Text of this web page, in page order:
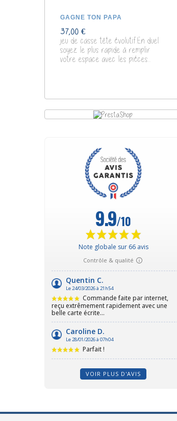
GAGNE TON PAPA
37,00 €
jeu de casse tête évolutif.En duel
soyez le plus rapide à remplir
votre espace avec les piéces...
VOIR PLUS D'AVIS